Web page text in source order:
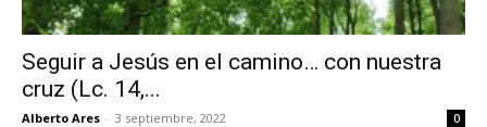
Seguir a Jesús en el camino… con nuestra
cruz (Lc. 14,...
Alberto Ares - 3 septiembre, 2022 0